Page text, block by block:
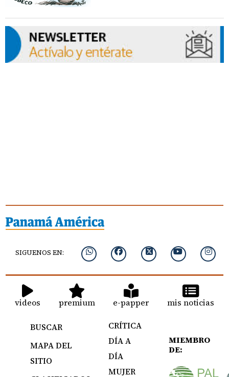
SIGUENOS EN:
videos premium e-papper mis noticias
BUSCAR
MAPA DEL
SITIO
CRÍTICA
DÍA A
DÍA
MUJER
MIEMBRO
DE: